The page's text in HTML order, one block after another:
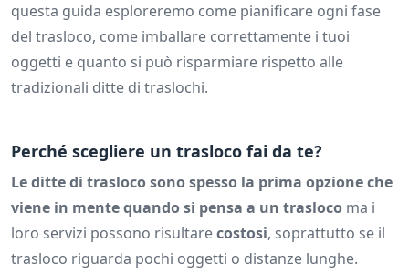
questa guida esploreremo come pianificare ogni fase
del trasloco, come imballare correttamente i tuoi
oggetti e quanto si può risparmiare rispetto alle
tradizionali ditte di traslochi.
Perché scegliere un trasloco fai da te?
Le ditte di trasloco sono spesso la prima opzione che
viene in mente quando si pensa a un trasloco ma i
loro servizi possono risultarecostosi, soprattutto se il
trasloco riguarda pochi oggetti o distanze lunghe.